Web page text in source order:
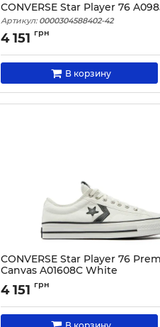
CONVERSE Star Player 76
Артикул: 0000304588402-42
4 151 грн
В корзину
CONVERSE Star Player 76
Canvas A01608C White
Артикул: 0000304040436-40
4 151 грн
В корзину